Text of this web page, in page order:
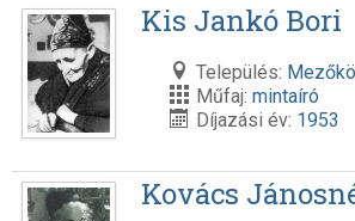
Kis Jankó Bori
Település:
Műfaj: mintaíró
Díjazási év: 1953
Kovács